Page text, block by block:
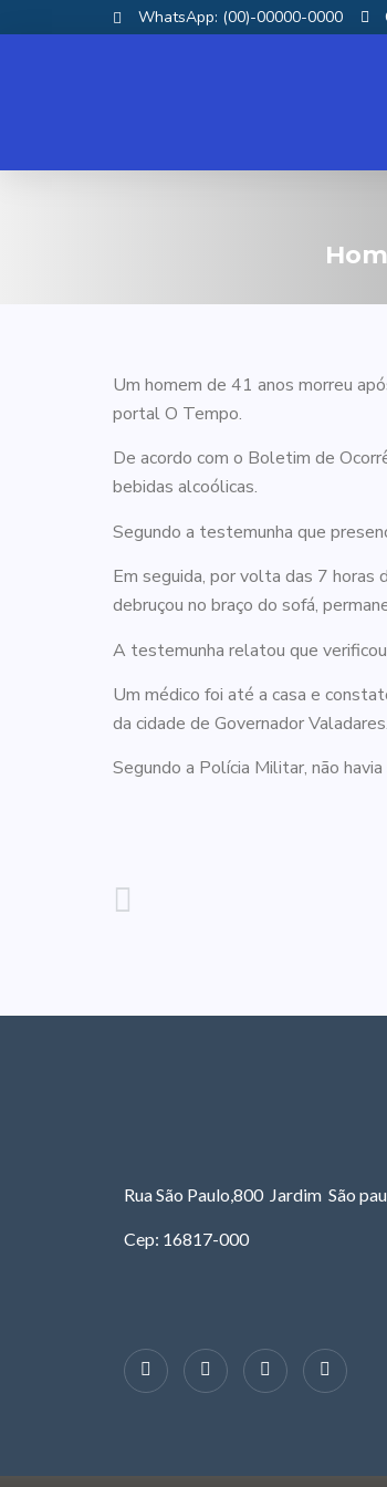
WhatsApp: (00)-00000-0000
Um homem de 41 anos morreu
portal O Tempo.
De acordo com o Boletim de
bebidas alcoólicas.
Segundo a testemunha que
Em seguida, por volta das 7 horas
debruçou no braço do sofá,
A testemunha relatou que
Um médico foi até a casa e
da cidade de Governador Valadares.
Segundo a Polícia Militar, não
Rua São Paulo,800 Jardim São
Cep: 16817-000